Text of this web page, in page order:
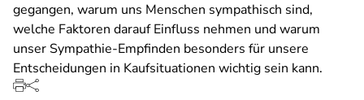
gegangen, warum uns Menschen sympathisch sind,
welche Faktoren darauf Einfluss nehmen und warum
unser Sympathie-Empfinden besonders für unsere
Entscheidungen in Kaufsituationen wichtig sein kann.